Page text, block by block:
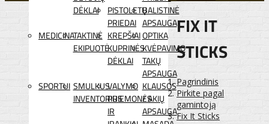
DĖKLAI
PISTOLETŲ
PRIEDAI
BALISTINĖ
APSAUGA
MEDICINATAKTINĖ
EKIPUOTĖ
KREPŠIAI
KUPRINĖS
DĖKLAI
OPTIKA
KVĖPAVIMO
TAKŲ
APSAUGA
SPORTUI SMULKUS
INVENTORIUS
VALYMO
PRIEMONĖS
IR
KLAUSOS
/ AKIŲ
APSAUGA
FIX IT
STICKS
Pagrindinis
Pirkite pagal
gamintoją
Fix It Sticks